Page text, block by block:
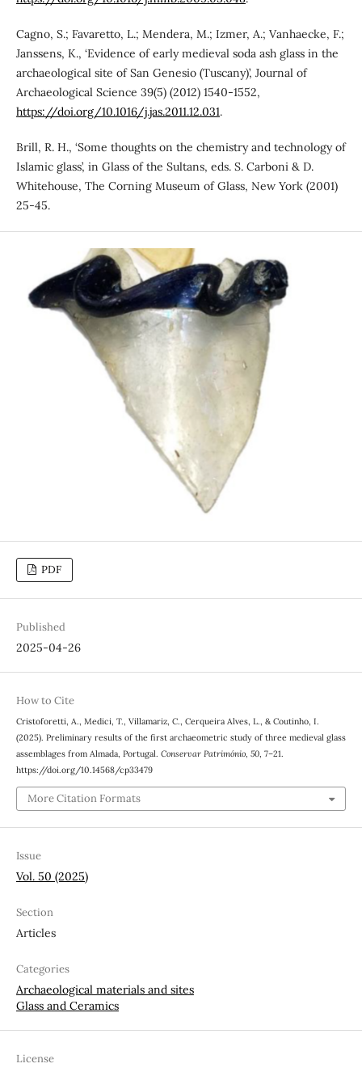
Cagno, S.; Favaretto, L.; Mendera, M.; Izmer, A.; Vanhaecke, F.;
Janssens, K., ‘Evidence of early medieval soda ash glass in the
archaeological site of San Genesio (Tuscany)’, Journal of
Archaeological Science 39(5) (2012) 1540-1552,
https://doi.org/10.1016/j.jas.2011.12.031.
Brill, R. H., ‘Some thoughts on the chemistry and technology of
Islamic glass’, in Glass of the Sultans, eds. S. Carboni & D.
Whitehouse, The Corning Museum of Glass, New York (2001)
25-45.
PDF
Published
2025-04-26
How to Cite
Cristoforetti, A., Medici, T., Villamariz, C., Cerqueira Alves, L., & Coutinho, I.
(2025). Preliminary results of the first archaeometric study of three medieval glass
assemblages from Almada, Portugal. Conservar Património, 50, 7–21.
https://doi.org/10.14568/cp33479
More Citation Formats
Issue
Vol. 50 (2025)
Section
Articles
Categories
Archaeological materials and sites
Glass and Ceramics
License